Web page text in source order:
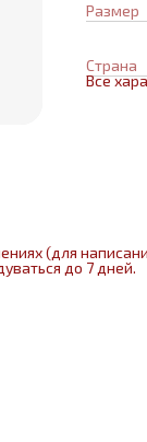
Размер
Страна
Все
(для
до 7 дней.